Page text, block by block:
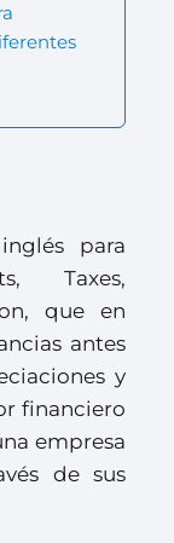
para
Taxes,
que en
antes
y
financiero
empresa
de sus